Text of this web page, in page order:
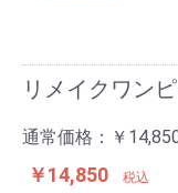
リメイクワン
通常価格： ￥
￥14,850 税込